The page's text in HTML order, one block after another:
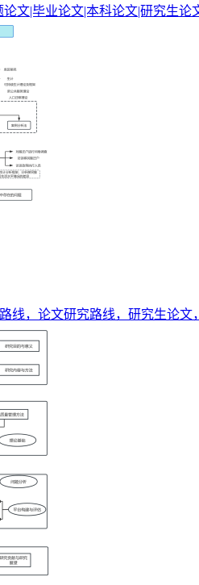
文|毕业论文|本科论文|研究生论
线，论文研究路线，研究生论文